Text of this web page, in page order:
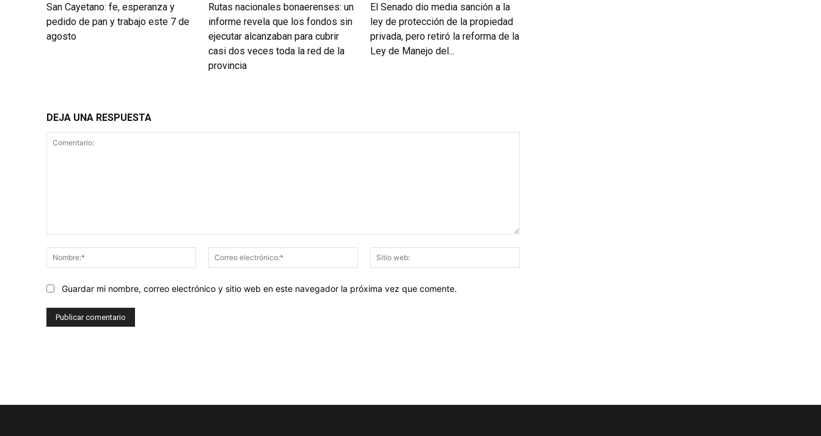
San Cayetano: fe, esperanza y
pedido de pan y trabajo este 7 de
agosto
Rutas nacionales bonaerenses: un
informe revela que los fondos sin
ejecutar alcanzaban para cubrir
casi dos veces toda la red de la
provincia
El Senado dio media sanción a la
ley de protección de la propiedad
privada, pero retiró la reforma de la
Ley de Manejo del...
DEJA UNA RESPUESTA
Nombre:*
Correo
electrónico:*
web:
Guardar mi nombre, correo electrónico y sitio web en este navegador la próxima vez que comente.